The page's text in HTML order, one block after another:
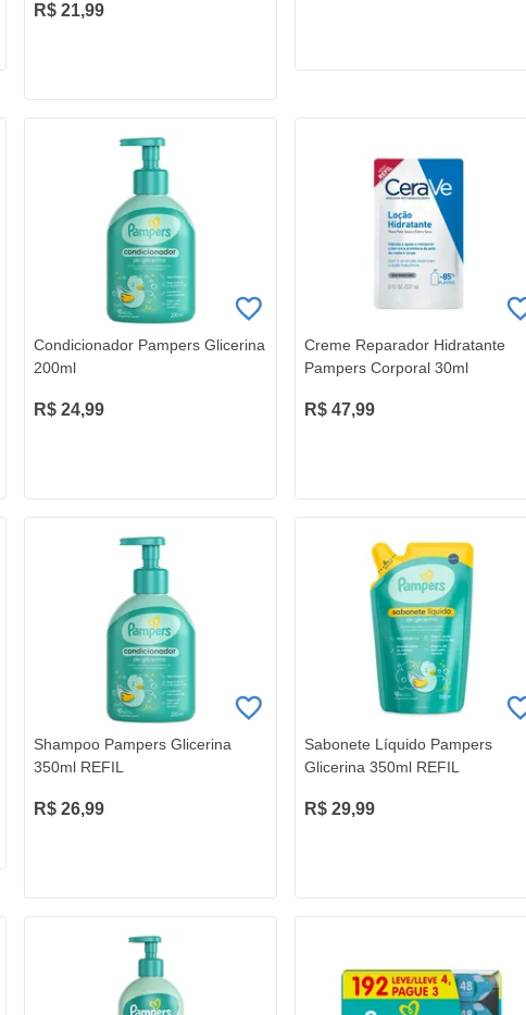
R$ 21,99
Condicionador Pampers Glicerina
200ml
R$ 24,99
Creme Reparador Hidratante
Pampers Corporal 30ml
R$ 47,99
Shampoo Pampers Glicerina
350ml REFIL
R$ 26,99
Sabonete Líquido Pampers
Glicerina 350ml REFIL
R$ 29,99